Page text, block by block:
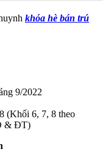
khóa hè bán trú​
9/2022
(Khối 6, 7, 8 theo
& ĐT)